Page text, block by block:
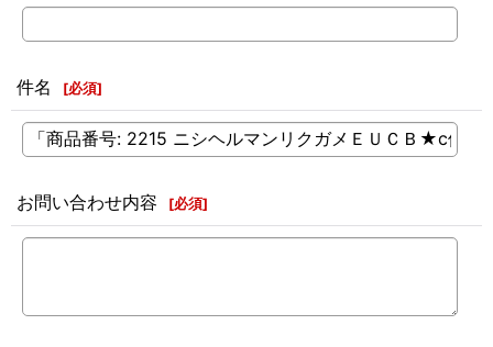
件名 [必須]
お問い合わせ内容 [必須]